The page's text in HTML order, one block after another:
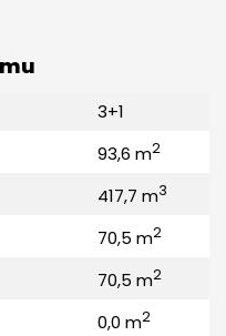
3+1
93,6 m2
417,7 m3
70,5 m2
70,5 m2
0,0 m2